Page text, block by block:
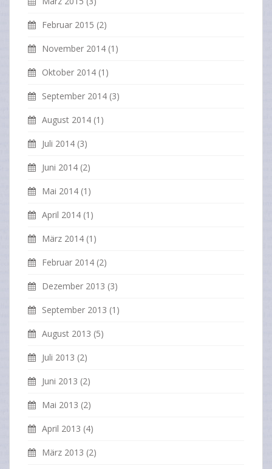
Februar 2015 (2)
November 2014 (1)
Oktober 2014 (1)
September 2014 (3)
August 2014 (1)
Juli 2014 (3)
Juni 2014 (2)
Mai 2014 (1)
April 2014 (1)
März 2014 (1)
Februar 2014 (2)
Dezember 2013 (3)
September 2013 (1)
August 2013 (5)
Juli 2013 (2)
Juni 2013 (2)
Mai 2013 (2)
April 2013 (4)
März 2013 (2)